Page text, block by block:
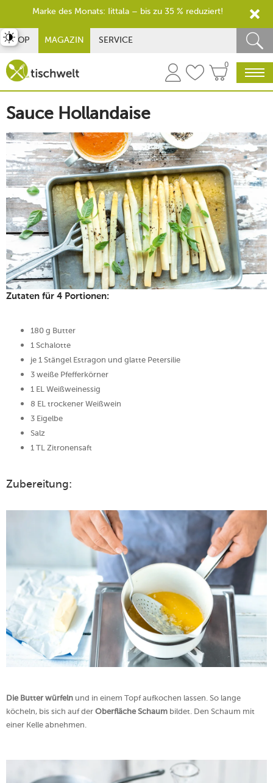
SHOP MAGAZIN SERVICE
0
Sauce Hollandaise
Zutaten für 4 Portionen:
180 g Butter
1 Schalotte
je 1 Stängel Estragon und glatte Petersilie
3 weiße Pfefferkörner
1 EL Weißweinessig
8 EL trockener Weißwein
3 Eigelbe
Salz
1 TL Zitronensaft
Zubereitung:
Die Butter würfeln und in einem Topf aufkochen lassen. So lange
köcheln, bis sich auf der Oberfläche Schaum bildet. Den Schaum mit
einer Kelle abnehmen.
umschalten
Marke des Monats: Iittala – bis zu 35 % reduziert!